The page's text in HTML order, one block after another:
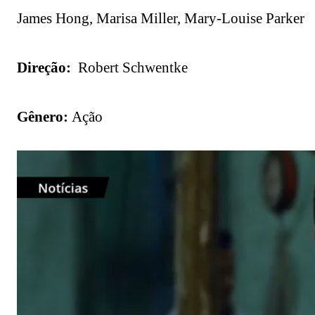
James Hong, Marisa Miller, Mary-Louise Parker
Direção: Robert Schwentke
Gênero: Ação